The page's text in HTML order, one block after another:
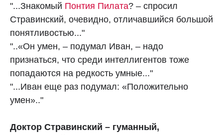
"...Знакомый Понтия Пилата? – спросил
Стравинский, очевидно, отличавшийся большой
понятливостью..."
"..«Он умен, – подумал Иван, – надо
признаться, что среди интеллигентов тоже
попадаются на редкость умные..."
"...Иван еще раз подумал: «Положительно
умен».."
Доктор Стравинский – гуманный,